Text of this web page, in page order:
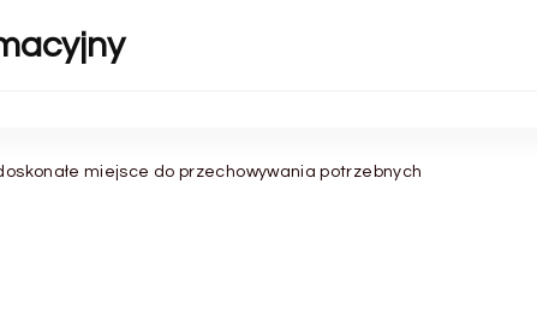
miejsce do przechowywania potrzebnych